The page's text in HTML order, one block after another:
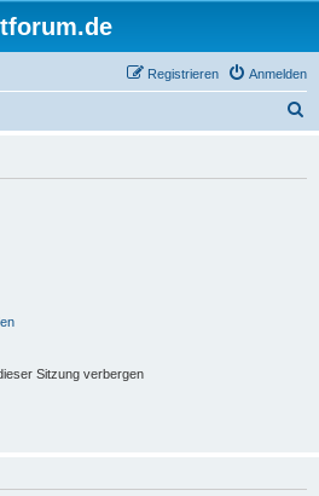
Anmelden
Registrieren
Sitzung verbergen